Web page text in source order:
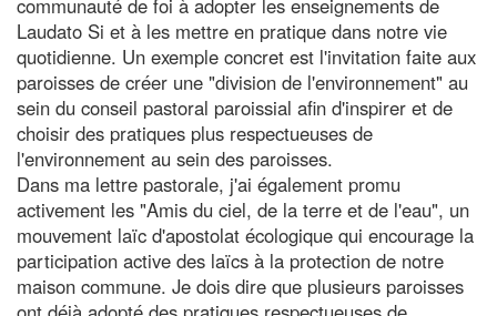
communauté de foi à adopter les enseignements de
Laudato Si et à les mettre en pratique dans notre vie
quotidienne. Un exemple concret est l'invitation faite aux
paroisses de créer une "division de l'environnement" au
sein du conseil pastoral paroissial afin d'inspirer et de
choisir des pratiques plus respectueuses de
l'environnement au sein des paroisses.
Dans ma lettre pastorale, j'ai également promu
activement les "Amis du ciel, de la terre et de l'eau", un
mouvement laïc d'apostolat écologique qui encourage la
participation active des laïcs à la protection de notre
maison commune. Je dois dire que plusieurs paroisses